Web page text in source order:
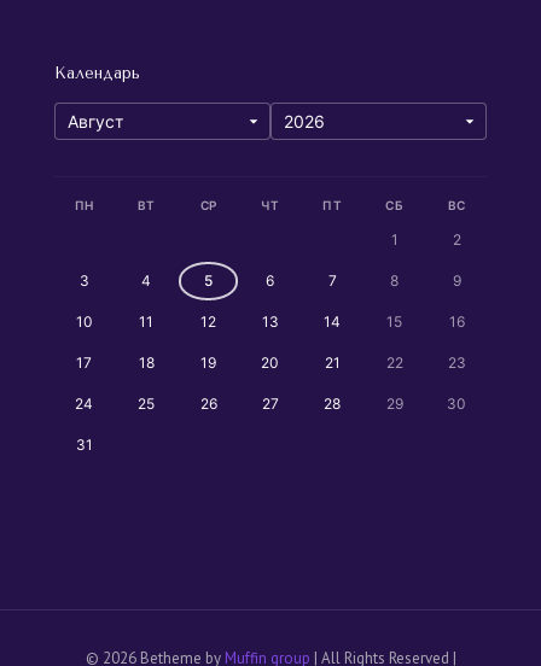
Календарь
ПН ВТ СР ЧТ ПТ СБ ВС
1 2
3 4 5 6 7 8 9
10 11 12 13 14 15 16
17 18 19 20 21 22 23
24 25 26 27 28 29 30
31
© 2026 Betheme by Muffin group | All Rights Reserved |